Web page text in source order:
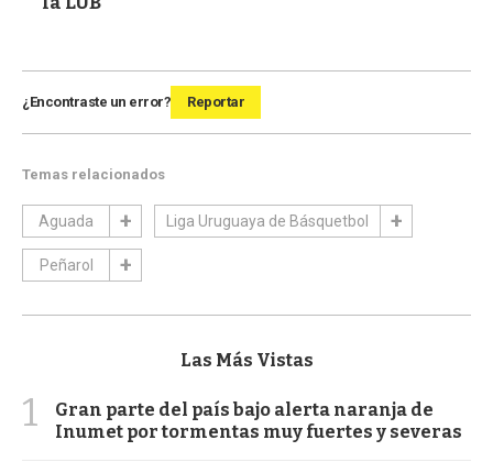
¿Encontraste un error? Reportar
Temas relacionados
Aguada Liga Uruguaya de Básquetbol
Peñarol
Las Más Vistas
1
Gran parte del país bajo alerta naranja de
Inumet por tormentas muy fuertes y severas